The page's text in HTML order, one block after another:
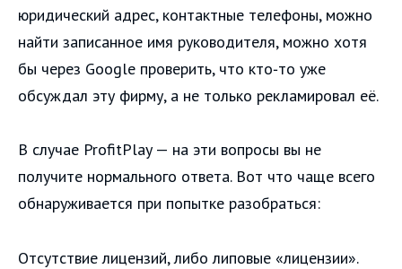
юридический адрес, контактные телефоны, можно
найти записанное имя руководителя, можно хотя
бы через Google проверить, что кто‑то уже
обсуждал эту фирму, а не только рекламировал её.
В случае ProfitPlay — на эти вопросы вы не
получите нормального ответа. Вот что чаще всего
обнаруживается при попытке разобраться:
Отсутствие лицензий, либо липовые «лицензии».